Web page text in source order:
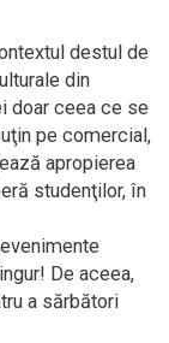
destul de
din
doar ceea ce se
pe comercial,
apropierea
studenţilor, în
De aceea,
a sărbători